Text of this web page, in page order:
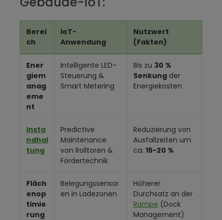
Berei
ch
IoT-
Anwendung
Nutzwert
(Fakten)
Ener
giem
anag
eme
nt
Intelligente LED-
Steuerung &
Smart Metering
Bis zu 30 %
Senkung der
Energiekosten
Insta
ndhal
tung
Predictive
Maintenance
von Rolltoren &
Fördertechnik
Reduzierung von
Ausfallzeiten um
ca. 15-20 %
Fläch
enop
timie
rung
Belegungssensor
en in Ladezonen
Höherer
Durchsatz an der
Rampe (Dock
Management)